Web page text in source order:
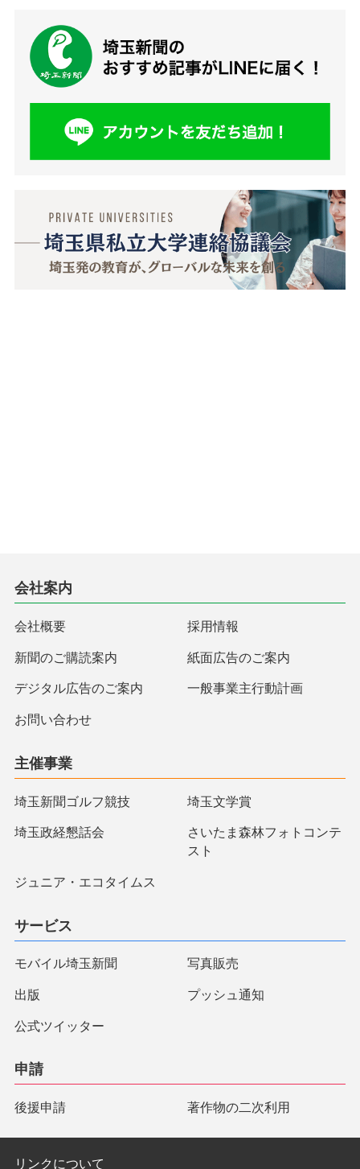
会社案内
会社概要 採用情報
新聞のご購読案内 紙面広告のご案内
デジタル広告のご案内 一般事業主行動計画
お問い合わせ
主催事業
埼玉新聞ゴルフ競技 埼玉文学賞
埼玉政経懇話会
さいたま森林フォトコンテ
スト
ジュニア・エコタイムス
サービス
モバイル埼玉新聞 写真販売
出版 プッシュ通知
公式ツイッター
申請
後援申請 著作物の二次利用
リンクについて